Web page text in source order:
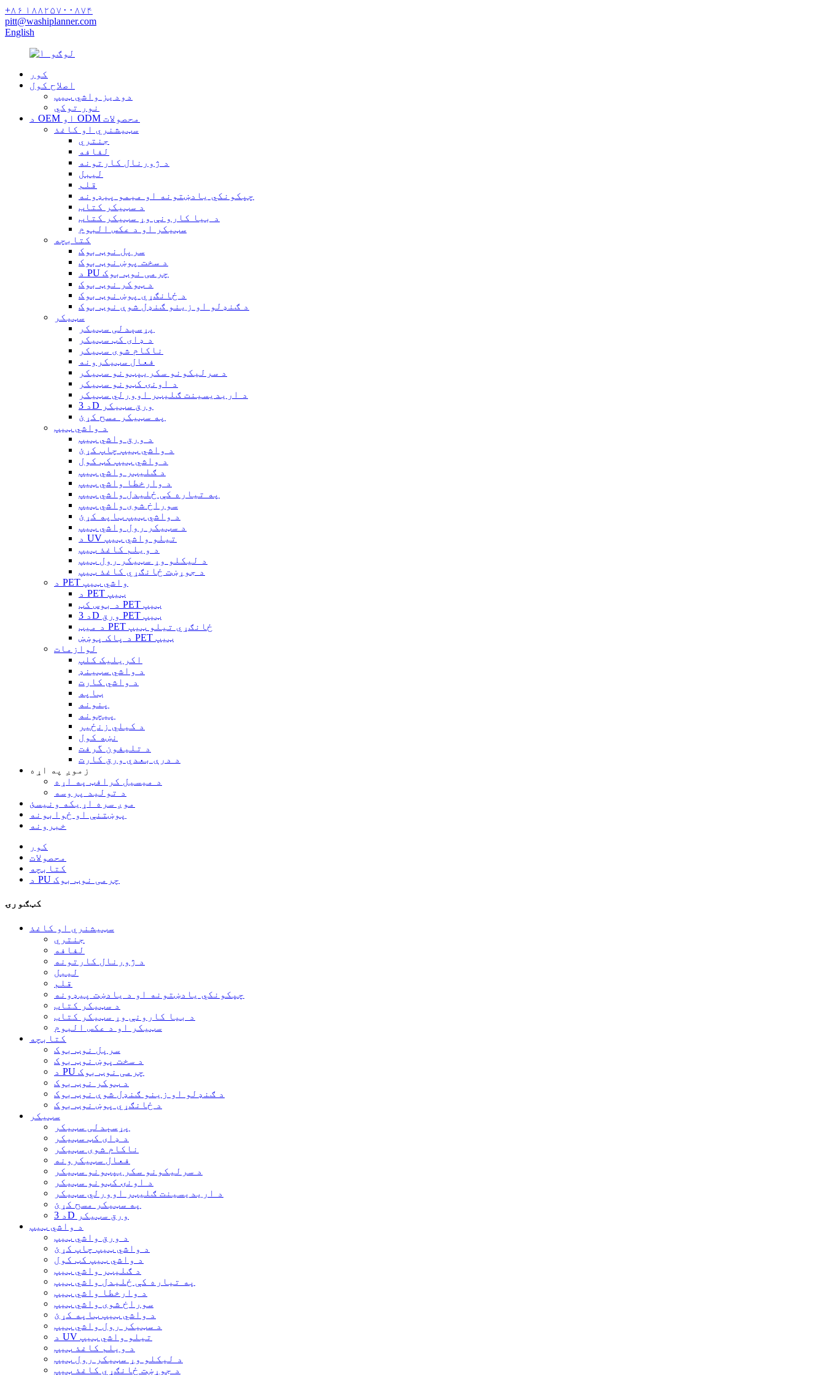
+۸۶ ۱۸۸۲۵۷۰۰۸۷۴
pitt@washiplanner.com
English
کور
اصلاح کول
دودیز واشي ټیپ
نور توکي
د OEM او ODM محصولات
سټیشنري او کاغذ
جنتري
لفافه
د ژورنال کارتونه
لیبل
قلم
چپکونکي یادښتونه او میمو پیډونه
د سټیکر کتاب
د بیا کارونې وړ سټیکر کتاب
سټیکر او د عکس البوم
کتابچه
سرپل نوټ بوک
د سخت پوښ نوټ بوک
د PU چرمی نوټ بوک
د ټوکر نوټ بوک
د ځانګړي پوښ نوټ بوک
د ګنډلو او زینو ګنډل شوې نوټ بوک
سټیکر
پړسېدلی سټیکر
د ډای کټ سټیکر
ناکام شوی سټیکر
فعال سټیکرونه
د سرلیکونو سکریپټونو سټیکر
د اونۍ کټونو سټیکر
د اریدیسینت ګلیټر اوورلي سټیکر
د 3D ورق سټیکر
په سټیکر مسح کړئ
د واشي ټیپ
د ورق واشي ټیپ
د واشي ټیپ چاپ کړئ
د واشي ټیپ کټ کول
د ګلیټر واشي ټیپ
د وارخطا واشي ټیپ
په تیاره کې ځلیدل واشي ټیپ
سوراخ شوی واشي ټیپ
د واشي ټیپ ټاپه کړئ
د سټیکر رول واشي ټیپ
د UV تیلو واشي ټیپ
د ویلم کاغذ ټیپ
د لیکلو وړ سټیکر رول ټیپ
د جوړښت ځانګړي کاغذ ټیپ
د PET واشي ټیپ
د PET ټیپ
د بوس کټ PET ټیپ
د 3D ورق PET ټیپ
د میټ PET ځانګړي تیلو ټیپ
د پاک پوښښ PET ټیپ
لوازمات
اکریلیک کلپ
د واشي سټینډ
د واشي کارت
ټاپه
پنونه
پیچونه
د کیلي زنځیر
نښه کول
د تلیفون گرفت
د درې بعدي ورق کارت
زموږ په اړه
د میسیل کرافټ په اړه
د تولید پروسه
موږ سره اړیکه ونیسئ
پوښتنې او ځوابونه
خبرونه
کور
محصولات
کتابچه
د PU چرمی نوټ بوک
کټګورۍ
سټیشنري او کاغذ
جنتري
لفافه
د ژورنال کارتونه
لیبل
قلم
چپکونکي یادښتونه او د یادښت پیډونه
د سټیکر کتاب
د بیا کارونې وړ سټیکر کتاب
سټیکر او د عکس البوم
کتابچه
سرپل نوټ بوک
د سخت پوښ نوټ بوک
د PU چرمی نوټ بوک
د ټوکر نوټ بوک
د ګنډلو او زینو ګنډل شوې نوټ بوک
د ځانګړي پوښ نوټ بوک
سټیکر
پړسېدلی سټیکر
د ډای کټ سټیکر
ناکام شوی سټیکر
فعال سټیکرونه
د سرلیکونو سکریپټونو سټیکر
د اونۍ کټونو سټیکر
د اریدیسینت ګلیټر اوورلي سټیکر
په سټیکر مسح کړئ
د 3D ورق سټیکر
د واشي ټیپ
د ورق واشي ټیپ
د واشي ټیپ چاپ کړئ
د واشي ټیپ کټ کول
د ګلیټر واشي ټیپ
په تیاره کې ځلیدل واشي ټیپ
د وارخطا واشي ټیپ
سوراخ شوی واشي ټیپ
د واشي ټیپ ټاپه کړئ
د سټیکر رول واشي ټیپ
د UV تیلو واشي ټیپ
د ویلم کاغذ ټیپ
د لیکلو وړ سټیکر رول ټیپ
د جوړښت ځانګړي کاغذ ټیپ